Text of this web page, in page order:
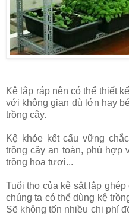
Kệ lắp ráp nên có thể thiết
với không gian dù lớn hay
trồng cây.
Kệ khỏe kết cấu vững
trồng cây an toàn, phù hợp
trồng hoa tươi...
Tuổi thọ của kệ sắt lắp
chúng ta có thể dùng kệ
Sẽ không tốn nhiều chi phí